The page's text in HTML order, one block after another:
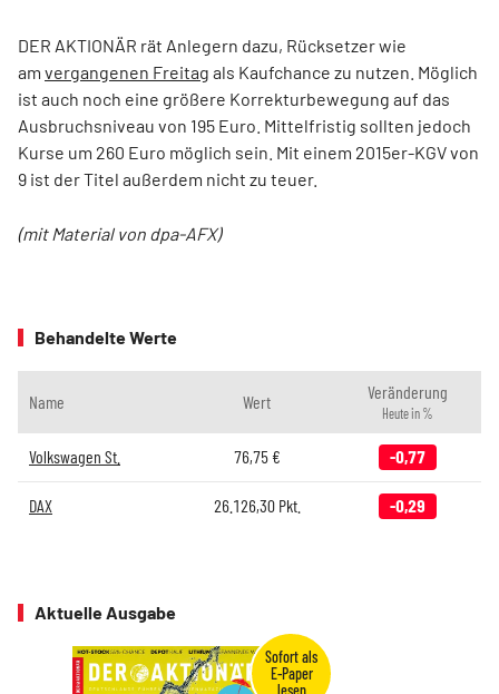
DER AKTIONÄR rät Anlegern dazu, Rücksetzer wie
am vergangenen Freitag als Kaufchance zu nutzen. Möglich
ist auch noch eine größere Korrekturbewegung auf das
Ausbruchsniveau von 195 Euro. Mittelfristig sollten jedoch
Kurse um 260 Euro möglich sein. Mit einem 2015er-KGV von
9 ist der Titel außerdem nicht zu teuer.
(mit Material von dpa-AFX)
Behandelte Werte
Name Wert Veränderung
Heute in %
Volkswagen St. 76,75€ -0,77
DAX 26.126,30Pkt. -0,29
Aktuelle Ausgabe